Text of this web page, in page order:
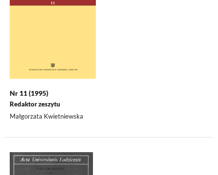
Nr 11 (1995)
Redaktor zeszytu
Małgorzata Kwietniewska